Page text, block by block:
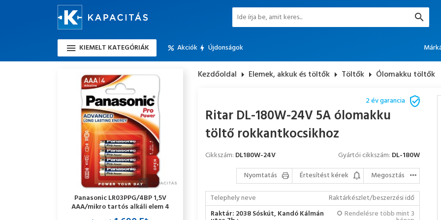
KIEMELT KATEGÓRIÁK Akciók Újdonságok
Panasonic LR03PPG/4BP 1,5V
AAA/mikro tartós alkáli elem 4
db/csomag
Kezdőoldal arrow_right Elemek, akkuk és töltők arrow_right Töltők arrow_right Ólomakku töltők
2 év garancia
Ritar DL-180W-24V 5A ólomakku
töltő rokkantkocsikhoz
Cikkszám: DL180W-24V Gyártói cikkszám: DL-180W
Nyomtatás
Értesítést kérek
Megosztás
Telephely neve
Raktárkészlet/beszerzési idő
Raktár: 2038 Sóskút, Kandó Kálmán
Rendelésre több mint 3